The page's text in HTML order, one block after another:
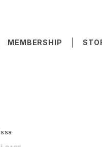
MEMBERSHIP